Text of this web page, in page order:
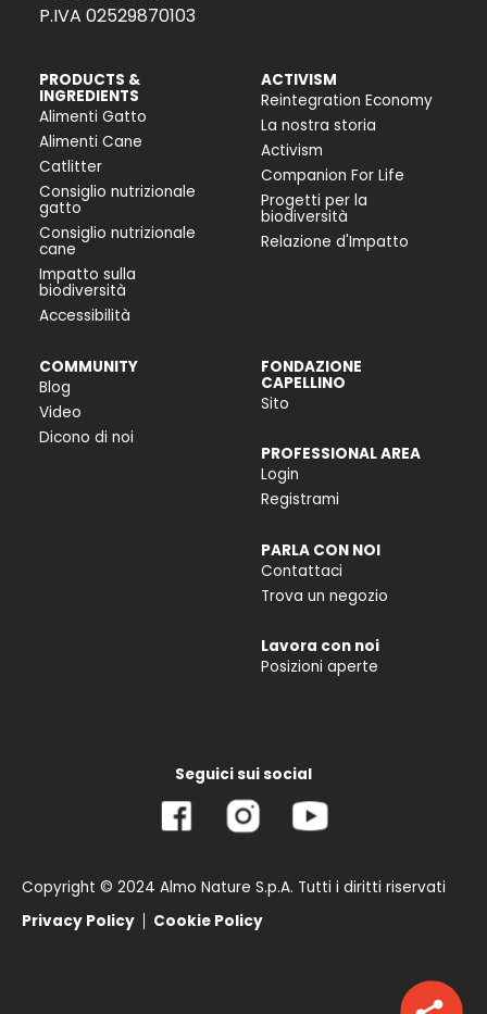
P.IVA 02529870103
PRODUCTS &
INGREDIENTS
Alimenti Gatto
Alimenti Cane
Catlitter
Consiglio nutrizionale
gatto
Consiglio nutrizionale
cane
Impatto sulla
biodiversità
Accessibilità
ACTIVISM
Reintegration Economy
La nostra storia
Activism
Companion For Life
Progetti per la
biodiversità
Relazione d'Impatto
COMMUNITY
Blog
Video
Dicono di noi
FONDAZIONE
CAPELLINO
Sito
PROFESSIONAL AREA
Login
Registrami
PARLA CON NOI
Contattaci
Trova un negozio
Lavora con noi
Posizioni aperte
Seguici sui social
Copyright © 2024 Almo Nature S.p.A. Tutti i diritti riservati
Privacy Policy
Cookie Policy